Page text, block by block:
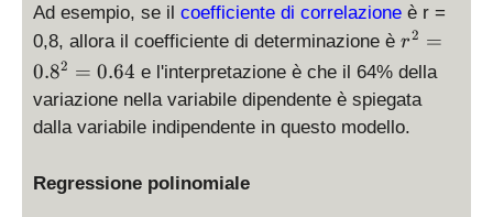
Ad esempio, se il coefficiente di correlazione è r =
0,8, allora il coefficiente di determinazione è r
^
=
0.
r2 =
0.82 = 0.64 e l'interpretazione è che il 64% della
variazione nella variabile dipendente è spiegata
dalla variabile indipendente in questo modello.
Regressione polinomiale